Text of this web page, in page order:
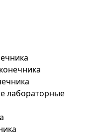
лабораторные